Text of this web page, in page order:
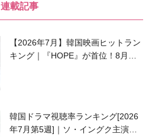
連載記事
【2026年7月】韓国映画ヒットラン
キング｜『HOPE』が首位！8月公
韓国ドラマ視聴率ランキング[2026
年7月第5週]｜ソ・イングク主演の